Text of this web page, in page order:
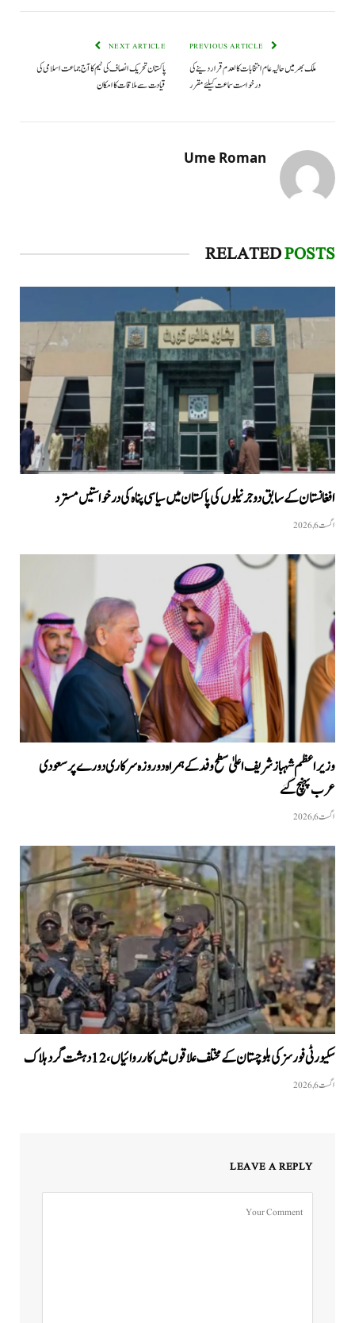
ملک بھر میں حالیہ عام انتخابات کالعدم قرار دینے کی
درخواست سماعت کیلئے مقرر
NEXT ARTICLE
پاکستان تحریک انصاف کی ٹیم کا آج جماعت اسلامی کی
قیادت سے ملاقات کا امکان
Ume Roman
RELATEDPOSTS
افغانستان کے سابق دو جرنیلوں کی پاکستان میں سیاسی پناہ کی درخواستیں مسترد
اگست 6, 2026
وزیراعظم شہبازشریف اعلیٰ سطح وفد کے ہمراہ دو روزه سرکاری دورے پر سعودی
عرب پہنچ گئے
اگست 6, 2026
سکیورٹی فورسز کی بلوچستان کے مختلف علاقوں میں کارروائیاں ، 12 دہشت گرد ہلاک
اگست 6, 2026
LEAVE A REPLY